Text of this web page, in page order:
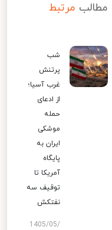
مطالب مرتبط
شب
پرتنش
غرب آسیا؛
از ادعای
حمله
موشکی
ایران به
پایگاه
آمریکا تا
توقیف سه
نفتکش
1405/05/